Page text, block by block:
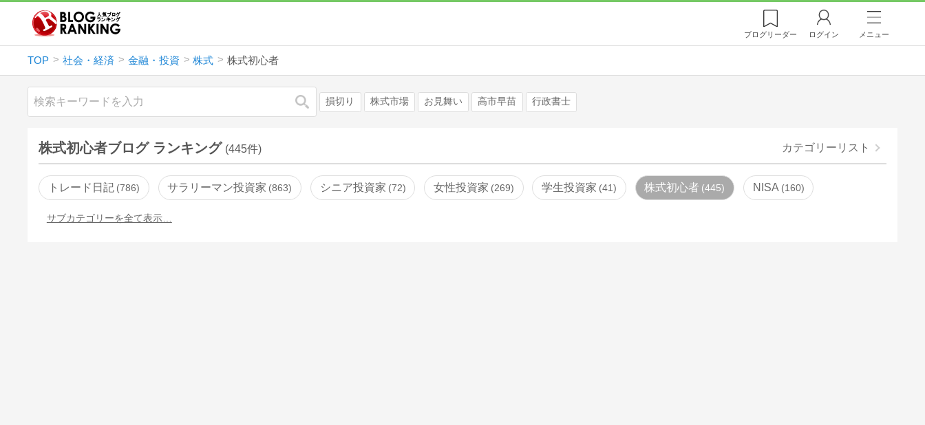
ブログリーダー ログイン メニュー
TOP 社会・経済 金融・投資 株式 株式初心者
検索 損切り 株式市場 お見舞い 高市早苗 行政書士
株式初心者ブログ ランキング (445件) カテゴリーリスト
トレード日記 786 サラリーマン投資家 863 シニア投資家 72 女性投資家 269 学生投資家 41 株式初心者 445 NISA 160
サブカテゴリーを全て表示…